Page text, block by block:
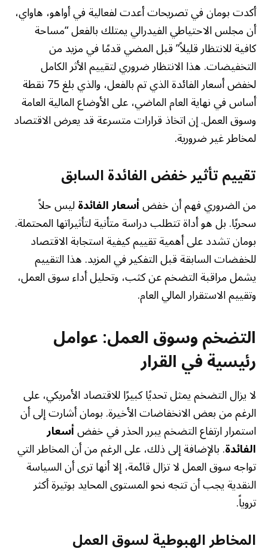
أكدت بومان في تصريحات أعدت لفعالية في أواهو، هاواي،
أن مجلس الاحتياطي الفيدرالي يمتلك بالفعل “مساحة
كافية للانتظار قليلاً” قبل المضي قدمًا في مزيد من
التخفيضات. هذا الانتظار ضروري لتقييم الأثر الكامل
لخفض أسعار الفائدة الذي تم بالفعل، والذي بلغ 75 نقطة
أساس في نهاية العام الماضي، على الأوضاع المالية العامة
وسوق العمل. إن اتخاذ قرارات متسرعة قد يعرض الاقتصاد
لمخاطر غير ضرورية.
تقييم تأثير خفض الفائدة السابق
من الضروري فهم أن خفضأسعار الفائدةليس حلاً
سحريًا. بل هو أداة تتطلب دراسة متأنية لتأثيراتها المحتملة.
بومان تشدد على أهمية تقييم كيفية استجابة الاقتصاد
للخفضات السابقة قبل التفكير في المزيد. هذا التقييم
يشمل مراقبة التضخم عن كثب، وتحليل أداء سوق العمل،
وتقييم الاستقرار المالي العام.
التضخم وسوق العمل: عوامل
رئيسية في القرار
لا يزال التضخم يمثل تحديًا كبيرًا للاقتصاد الأمريكي، على
الرغم من بعض الانخفاضات الأخيرة. بومان أشارت إلى أن
استمرار ارتفاع التضخم يبرر الحذر في خفضأسعار
الفائدة. بالإضافة إلى ذلك، على الرغم من أن المخاطر التي
تواجه سوق العمل لا تزال قائمة، إلا أنها ترى أن السياسة
النقدية يجب أن تتجه نحو المستوى المحايد بوتيرة أكثر
تروياً.
المخاطر الهبوطية لسوق العمل